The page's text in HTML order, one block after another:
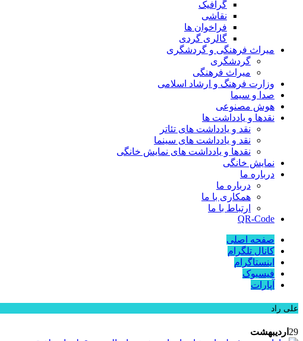
گرافیک
نقاشی
فراخوان ها
گالری گردی
میراث فرهنگی و گردشگری
گردشگری
میراث فرهنگی
وزارت فرهنگ و ارشاد اسلامی
صدا و سیما
هوش مصنوعی
نقدها و یادداشت ها
نقد و یادداشت های تئاتر
نقد و یادداشت های سینما
نقدها و یادداشت های نمایش خانگی
نمایش خانگی
درباره ما
درباره ما
همکاری با ما
ارتباط با ما
QR-Code
صفحه اصلی
کانال تلگرام
اینستاگرام
فیسبوک
آپارات
علی راد
29 اردیبهشت